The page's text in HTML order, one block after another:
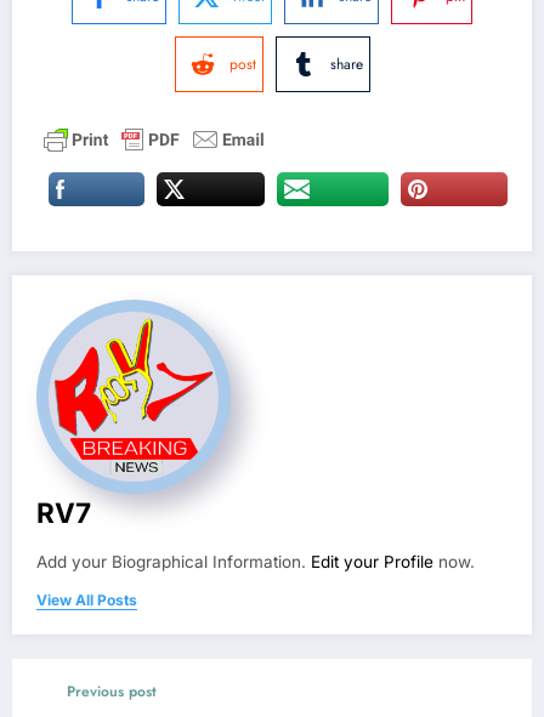
post share
RV7
Add your Biographical Information. Edit your Profile now.
View All Posts
Previous post